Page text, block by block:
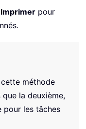
Imprimer pour
cette méthode
que la deuxième,
pour les tâches